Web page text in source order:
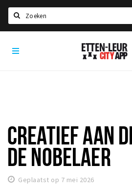
Home
Eten
Drinken
Slapen
Etten-
Leur
CREATIEF AAN
DE NOBELAER
Geplaatst op 7 mei 2026